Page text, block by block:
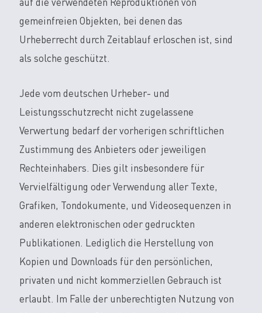
auf die verwendeten Reproduktionen von
gemeinfreien Objekten, bei denen das
Urheberrecht durch Zeitablauf erloschen ist, sind
als solche geschützt.
Jede vom deutschen Urheber- und
Leistungsschutzrecht nicht zugelassene
Verwertung bedarf der vorherigen schriftlichen
Zustimmung des Anbieters oder jeweiligen
Rechteinhabers. Dies gilt insbesondere für
Vervielfältigung oder Verwendung aller Texte,
Grafiken, Tondokumente, und Videosequenzen in
anderen elektronischen oder gedruckten
Publikationen. Lediglich die Herstellung von
Kopien und Downloads für den persönlichen,
privaten und nicht kommerziellen Gebrauch ist
erlaubt. Im Falle der unberechtigten Nutzung von